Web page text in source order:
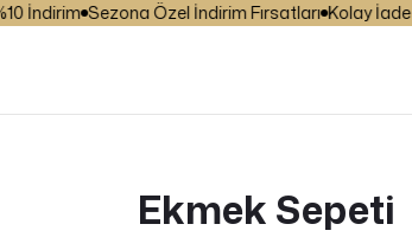
Sezona Özel İndirim Fırsatları Kolay İade &
Ekmek Sepeti